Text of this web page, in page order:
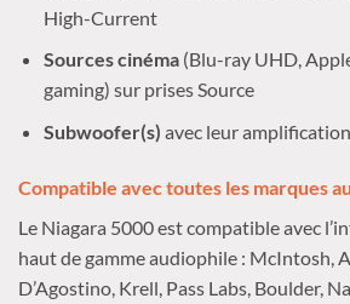
High-Current
Sources cinéma(Blu-ray UHD,
gaming) sur prises Source
Subwoofer(s) avec leur
Compatible avec toutes les marques
Le Niagara 5000 est compatible avec
haut de gamme audiophile : McIntosh,
D’Agostino, Krell, Pass Labs, Boulder,